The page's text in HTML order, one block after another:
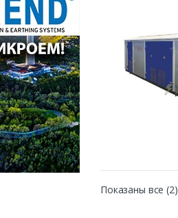
Показаны все (2)